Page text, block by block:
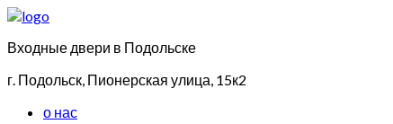
Входные двери в Подольске
г. Подольск, Пионерская улица, 15к2
о нас